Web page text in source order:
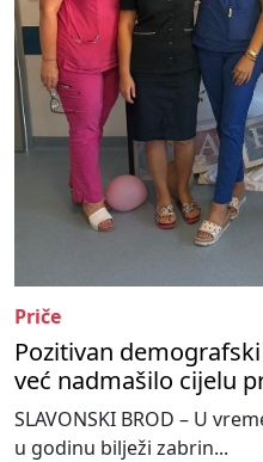
Priče
Pozitivan
već nadmašilo cijelu
SLAVONSKI BROD – U
u godinu bilježi zabrin...